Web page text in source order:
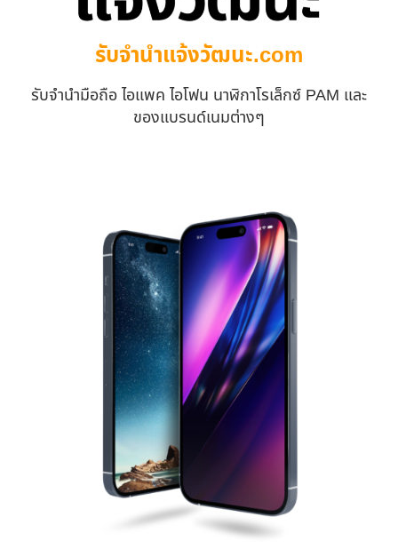
รับจํานําแจ้งวัฒนะ.com
รับจำนำมือถือ ไอแพค ไอโฟน นาฬิกาโรเล็กซ์ PAM และ
ของแบรนด์เนมต่างๆ